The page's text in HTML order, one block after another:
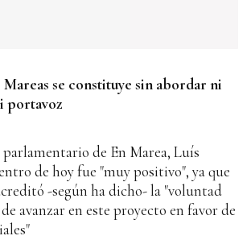
se constituye sin abordar ni
portavoz
de En Marea, Luís
de hoy fue "muy positivo", ya que
-según ha dicho- la "voluntad
avanzar en este proyecto en favor de